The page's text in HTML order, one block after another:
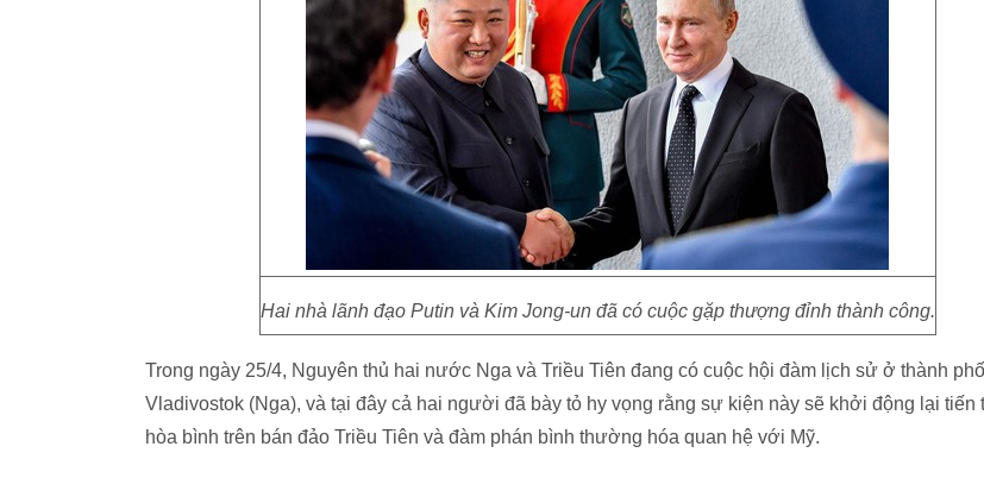
Hai nhà lãnh đạo Putin và Kim Jong-un đã có cuộc gặp thượng đỉnh thành công.
Trong ngày 25/4, Nguyên thủ hai nước Nga và Triều Tiên đang có cuộc hội đàm lịch sử ở thành phố
Vladivostok (Nga), và tại đây cả hai người đã bày tỏ hy vọng rằng sự kiện này sẽ khởi động lại tiến
hòa bình trên bán đảo Triều Tiên và đàm phán bình thường hóa quan hệ với Mỹ.